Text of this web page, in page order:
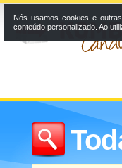
Nós usamos cookies e
conteúdo personalizado. Ao